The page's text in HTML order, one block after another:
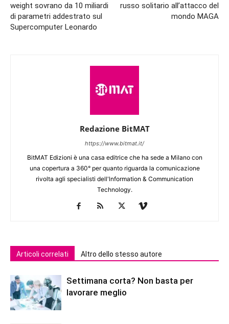
weight sovrano da 10 miliardi
di parametri addestrato sul
Supercomputer Leonardo
russo solitario all’attacco del
mondo MAGA
Redazione BitMAT
https://www.bitmat.it/
BitMAT Edizioni è una casa editrice che ha sede a Milano con
una copertura a 360° per quanto riguarda la comunicazione
rivolta agli specialisti dell'lnformation & Communication
Technology.
Articoli correlati Altro dello stesso autore
Settimana corta? Non basta per
lavorare meglio